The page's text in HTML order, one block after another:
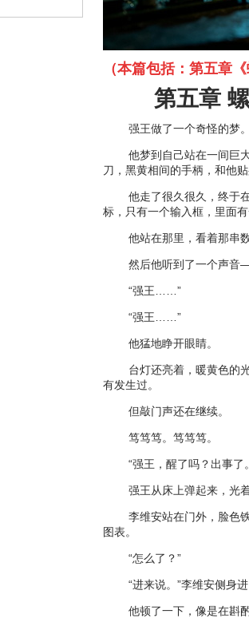
（本篇包括：第五章《
第五章
强王做了一个奇怪的梦
他梦到自己站在一间巨
刀，黑黄相间的手柄，和他
他走了很久很久，终于
标，只有一个输入框，里面
他站在那里，看着那串
然后他听到了一个声音
“强王 ……”
“强王 ……”
他猛地睁开眼睛。
台灯还亮着，暖黄色的
有发生过。
但敲门声还在继续。
笃笃笃。笃笃笃。
“强王，醒了吗？出事了
强王从床上弹起来，光
李维安站在门外，脸色
图表。
“怎么了？”
“进来说。 ”李维安侧身
他顿了一下，像是在斟